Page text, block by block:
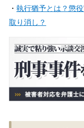
・ 執行猶予とは？懲
取り消し？